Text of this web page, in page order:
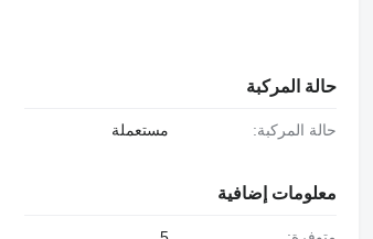
حالة المركبة
حالة المركبة: مستعملة
معلومات إضافية